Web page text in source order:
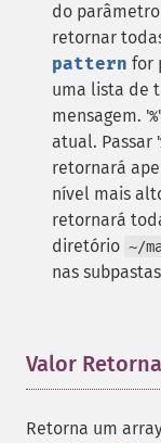
do parâmetro
retornar
pattern for
uma lista de
mensagem. '%
atual. Passar '
retornará
nível mais
retornará
diretório ~/
nas
Valor
Retorna um